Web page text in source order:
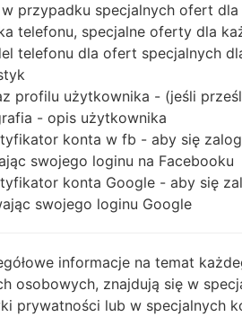
NAZWA PLIKU
GT-
ROZMIAR PLIKU
CSC WERSJA
w przypadku specjalnych ofert
telefonu, specjalne oferty dla
telefonu dla ofert specjalnych
profilu użytkownika - (jeśli
- opis użytkownika
konta w fb - aby się
swojego loginu na Facebooku
konta Google - aby się
swojego loginu Google
informacje na temat
osobowych, znajdują się w
prywatności lub w specjalnych